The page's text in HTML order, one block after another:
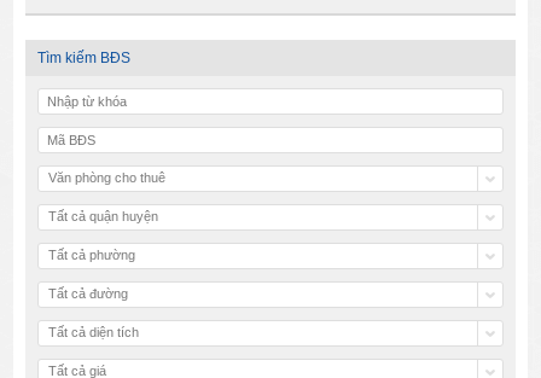
Tìm kiếm BĐS
Văn phòng cho thuê
Tất cả quận huyện
Tất cả phường
Tất cả đường
Tất cả diện tích
Tất cả giá